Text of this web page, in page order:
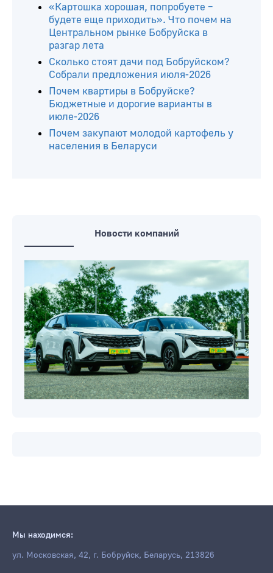
«Картошка хорошая, попробуете –
будете еще приходить». Что почем на
Центральном рынке Бобруйска в
разгар лета
Сколько стоят дачи под Бобруйском?
Собрали предложения июля-2026
Почем квартиры в Бобруйске?
Бюджетные и дорогие варианты в
июле-2026
Почем закупают молодой картофель у
населения в Беларуси
Новости компаний
Мы находимся:
ул. Московская, 42, г. Бобруйск, Беларусь, 213826